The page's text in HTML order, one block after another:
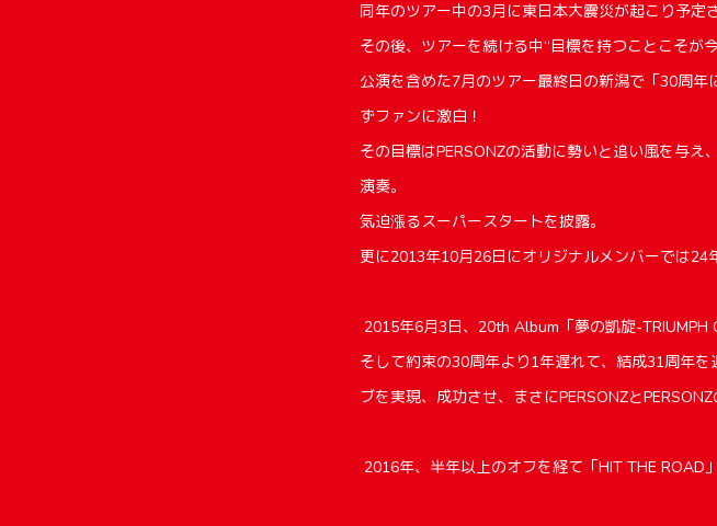
同年のツアー中の3月に東日本大震災が起こり予定
その後、ツアーを続ける中“目標を持つことこそが
公演を含めた7月のツアー最終日の新潟で「30周年
ずファンに激白！
その目標はPERSONZの活動に勢いと追い風を与
演奏。
気迫漲るスーパースタートを披露。
更に2013年10月26日にオリジナルメンバーでは24
2015年6月3日、20th Album「夢の凱旋-TRIUMPH
そして約束の30周年より1年遅れて、結成31周年
ブを実現、成功させ、まさにPERSONZと
2016年、半年以上のオフを経て「HIT THE ROAD